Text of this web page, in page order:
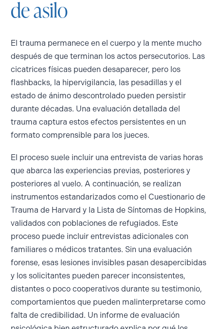
de asilo
El trauma permanece en el cuerpo y la mente mucho
después de que terminan los actos persecutorios. Las
cicatrices físicas pueden desaparecer, pero los
flashbacks, la hipervigilancia, las pesadillas y el
estado de ánimo descontrolado pueden persistir
durante décadas. Una evaluación detallada del
trauma captura estos efectos persistentes en un
formato comprensible para los jueces.
El proceso suele incluir una entrevista de varias horas
que abarca las experiencias previas, posteriores y
posteriores al vuelo. A continuación, se realizan
instrumentos estandarizados como el Cuestionario de
Trauma de Harvard y la Lista de Síntomas de Hopkins,
validados con poblaciones de refugiados. Este
proceso puede incluir entrevistas adicionales con
familiares o médicos tratantes. Sin una evaluación
forense, esas lesiones invisibles pasan desapercibidas
y los solicitantes pueden parecer inconsistentes,
distantes o poco cooperativos durante su testimonio,
comportamientos que pueden malinterpretarse como
falta de credibilidad. Un informe de evaluación